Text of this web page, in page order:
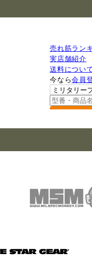
売れ筋ラン
実店舗紹介
送料につい
今なら会員